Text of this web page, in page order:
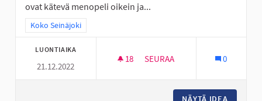
ovat kätevä menopeli oikein ja...
Rajaa tulokset teeman mukaan: Koko Seinäjoki
Koko Seinäjoki
LUONTIAIKA
21.12.2022
18 18 SEURAAJAA
SEURAA 0
NÄYTÄ IDEA